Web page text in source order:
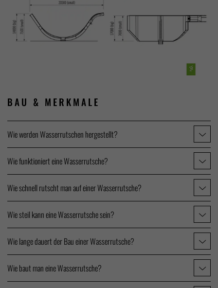
BAU & MERKMALE
Wie werden Wasserrutschen hergestellt?
Wie funktioniert eine Wasserrutsche?
Wie schnell rutscht man auf einer Wasserrutsche?
Wie steil kann eine Wasserrutsche sein?
Wie lange dauert der Bau einer Wasserrutsche?
Wie baut man eine Wasserrutsche?